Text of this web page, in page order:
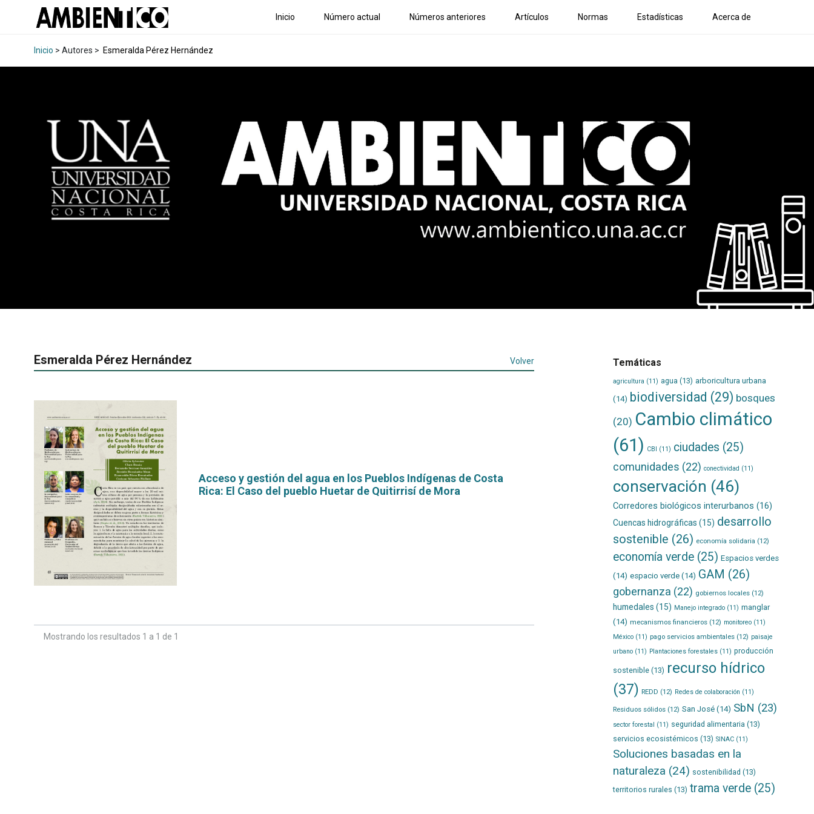
Inicio Número actual Números anteriores Artículos Normas Estadísticas Acerca de
Inicio > Autores > Esmeralda Pérez Hernández
Esmeralda Pérez Hernández Volver
Acceso y gestión del agua en los Pueblos Indígenas de Costa
Rica: El Caso del pueblo Huetar de Quitirrisí de Mora
Mostrando los resultados 1 a 1 de 1
Temáticas
agricultura (11) agua (13) arboricultura urbana
(14) biodiversidad (29) bosques
(20) Cambio climático
(61) CBI (11) ciudades (25)
comunidades (22) conectividad (11)
conservación (46)
Corredores biológicos interurbanos (16)
Cuencas hidrográficas (15) desarrollo
sostenible (26) economía solidaria (12)
economía verde(25) Espacios verdes
(14) espacio verde(14) GAM (26)
gobernanza (22) gobiernos locales(12)
humedales (15) Manejo integrado(11) manglar
(14) mecanismos financieros(12) monitoreo(11)
México(11) pago servicios ambientales(12) paisaje
urbano(11) Plantaciones forestales(11) producción
sostenible(13) recurso hídrico
(37) REDD (12) Redes de colaboración (11)
Residuos sólidos(12) San José(14) SbN (23)
sector forestal (11) seguridad alimentaria (13)
servicios ecosistémicos (13) SINAC(11)
Soluciones basadas en la
naturaleza (24) sostenibilidad (13)
territorios rurales (13) trama verde(25)